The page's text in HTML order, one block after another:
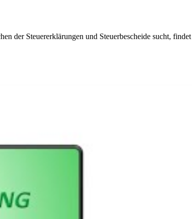
der Steuererklärungen und Steuerbescheide sucht, findet